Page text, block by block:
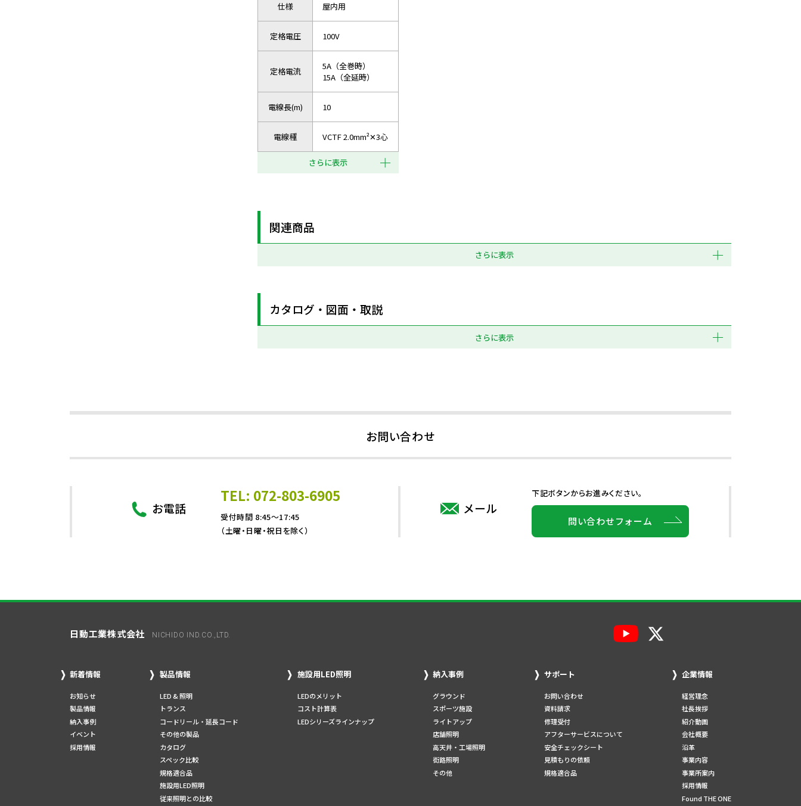
仕様 屋内用
定格電圧 100V
定格電流
5A（全巻時）
15A（全延時）
電線長(m) 10
電線種 VCTF 2.0mm²✕3心
さらに表示
関連商品
さらに表示
カタログ・図面・取説
さらに表示
お問い合わせ
お電話
TEL: 072-803-6905
受付時間 8:45～17:45
（土曜・日曜・祝日を除く）
メール
下記ボタンからお進みください。
問い合わせフォーム
日動工業株式会社 NICHIDO IND.CO.,LTD.
新着情報
お知らせ
製品情報
納入事例
イベント
採用情報
製品情報
LED & 照明
トランス
コードリール・延長コード
その他の製品
カタログ
スペック比較
規格適合品
施設用LED照明
従来照明との比較
施設用LED照明
LEDのメリット
コスト計算表
LEDシリーズラインナップ
納入事例
グラウンド
スポーツ施設
ライトアップ
店舗照明
高天井・工場照明
街路照明
その他
サポート
お問い合わせ
資料請求
修理受付
アフターサービスについて
安全チェックシート
見積もりの依頼
規格適合品
企業情報
経営理念
社長挨拶
紹介動画
会社概要
沿革
事業内容
事業所案内
採用情報
Found THE ONE